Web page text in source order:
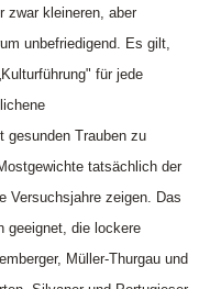
zwar kleineren, aber
unbefriedigend. Es gilt,
für jede
gesunden Trauben zu
tatsächlich der
Versuchsjahre zeigen. Das
geeignet, die lockere
Müller-Thurgau und